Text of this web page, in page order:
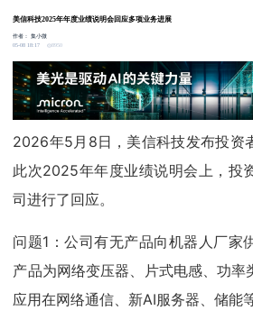
美信科技2025年年度业绩说明会回应多项业务进展
作者：集小微
05-08 18:17
8950
2026年5月8日，美信科技发布投资
此次2025年年度业绩说明会上，投
司进行了回应。
问题1：公司有无产品向机器人厂家
产品为网络变压器、片式电感、功率
应用在网络通信、新AI服务器、储能